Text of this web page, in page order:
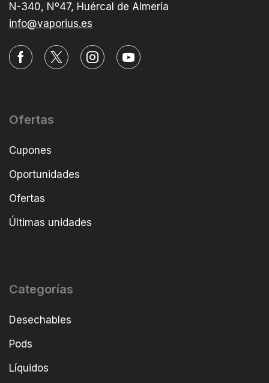
N-340, Nº47, Huércal de Almería
info@vaporius.es
Ofertas
Cupones
Oportunidades
Ofertas
Últimas unidades
Categorías
Desechables
Pods
Líquidos